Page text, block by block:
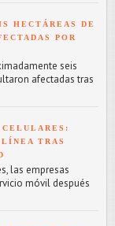
HECTÁREAS DE
POR
seis
afectadas tras
TRAS
las empresas
móvil después